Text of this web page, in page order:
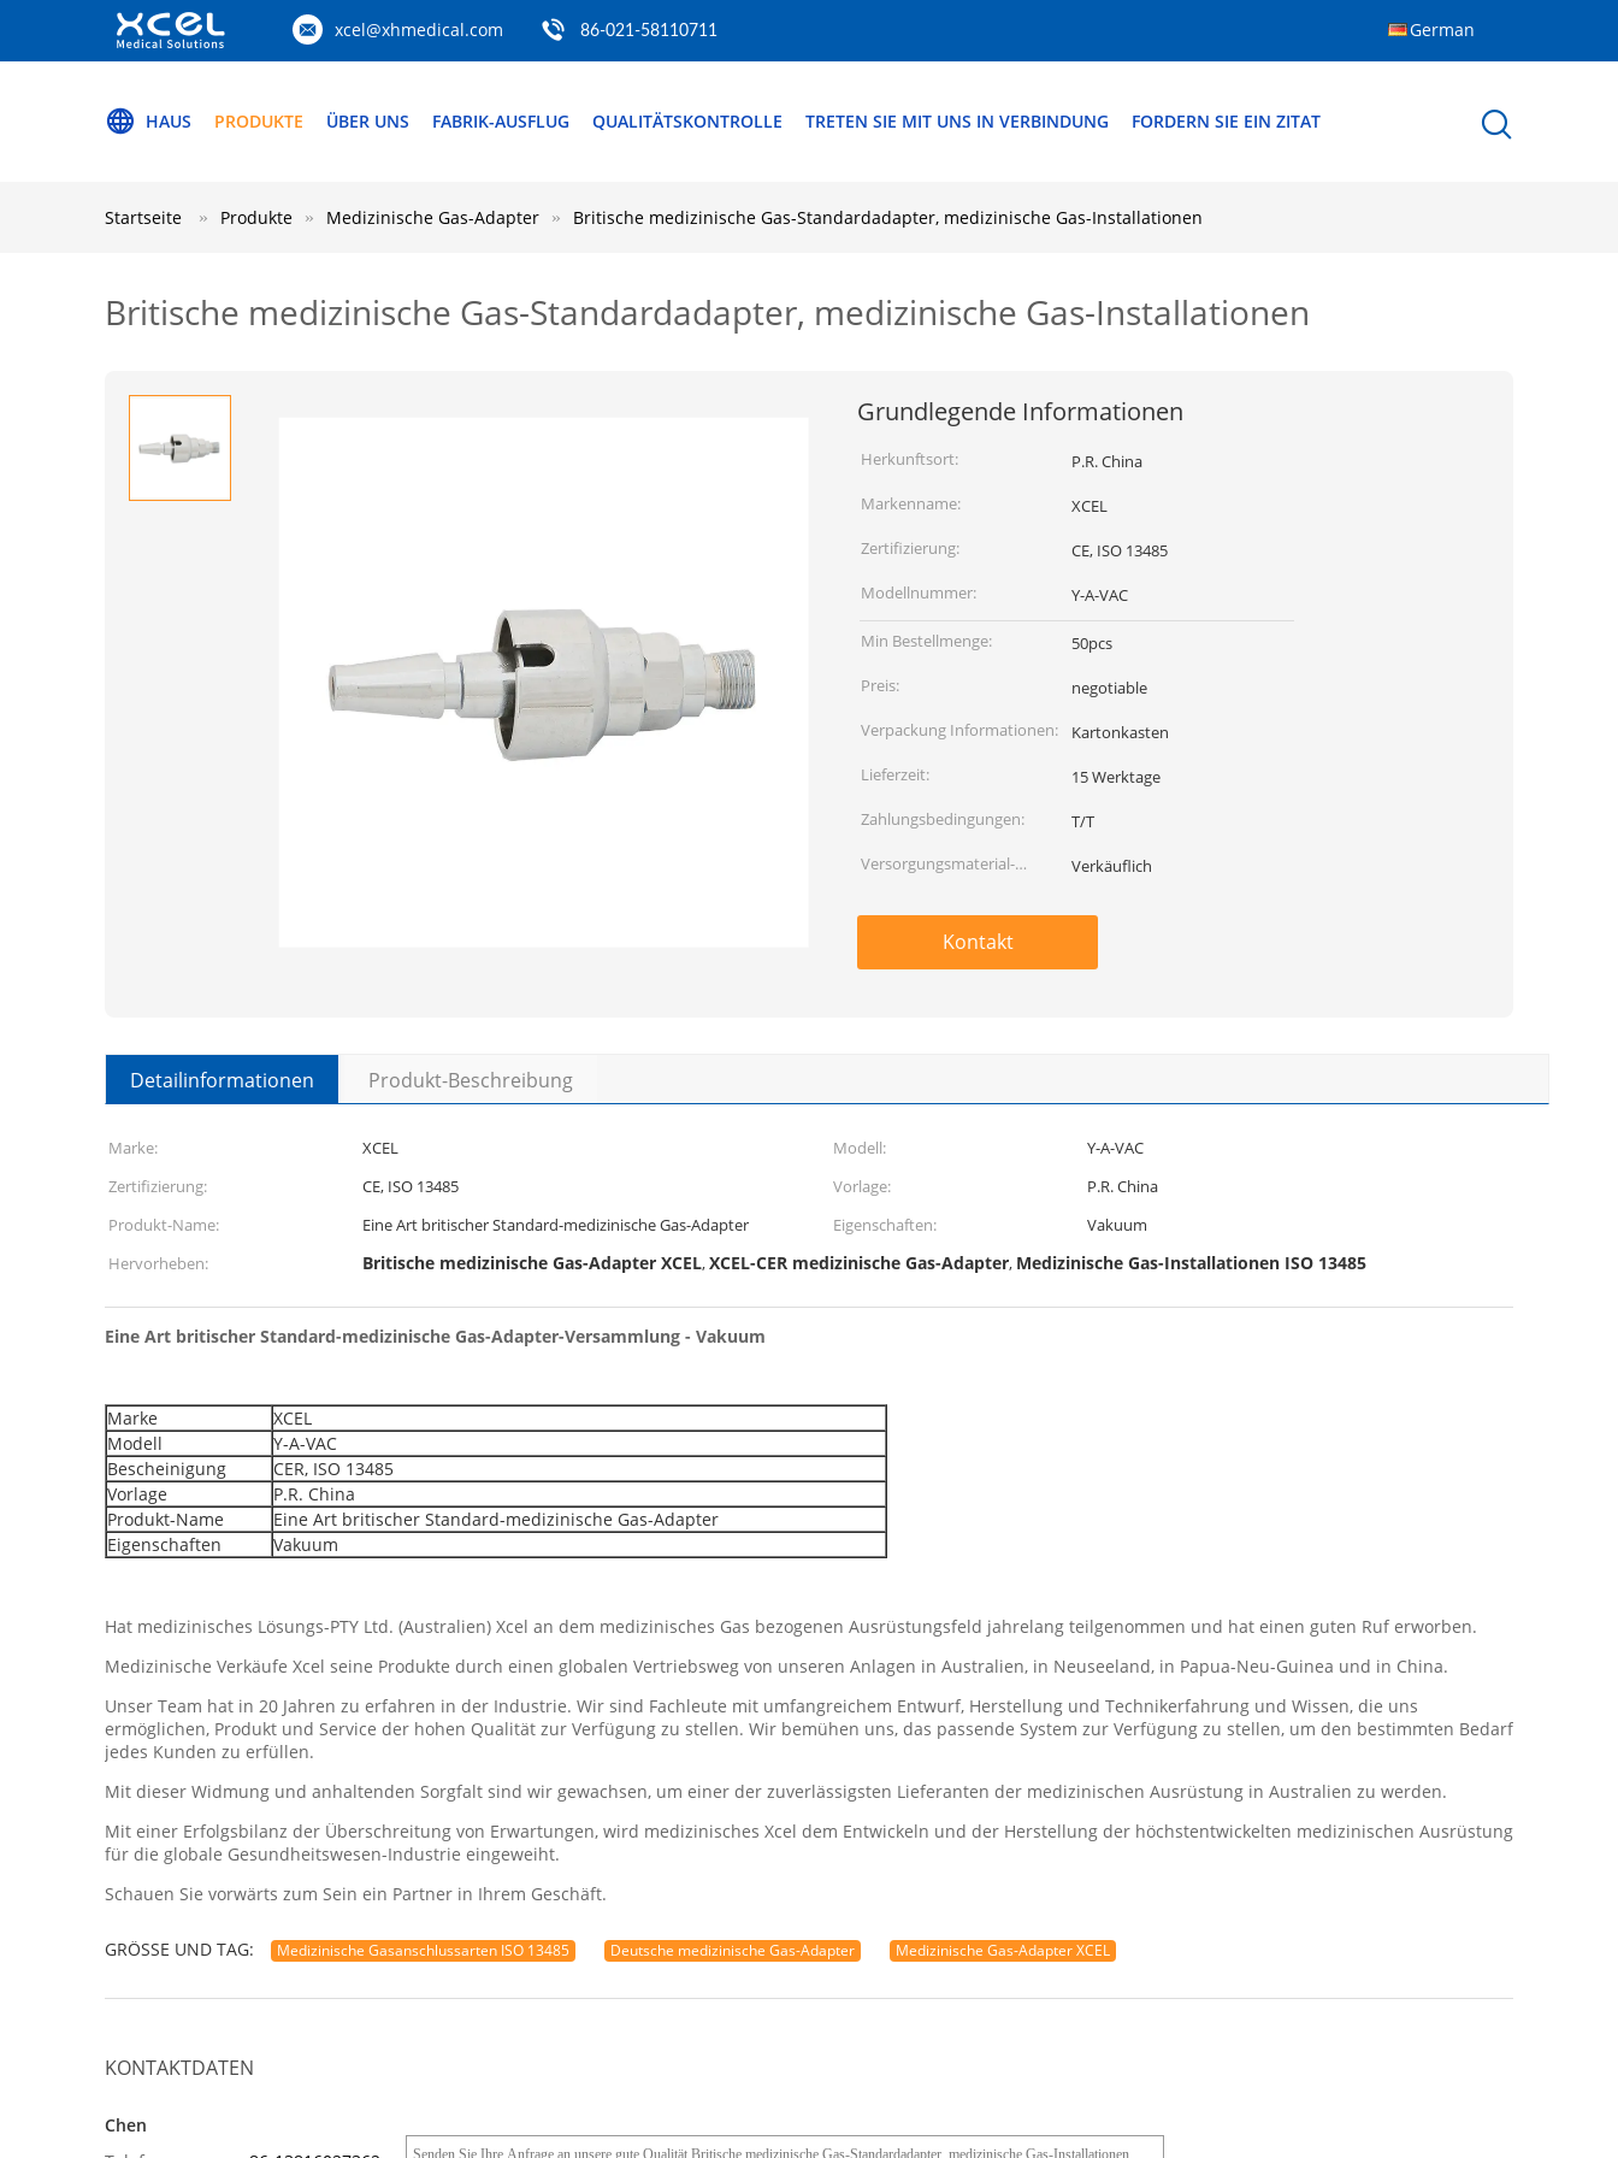
xcel@xhmedical.com 86-021-58110711 German
HAUS PRODUKTE ÜBER UNS FABRIK-AUSFLUG QUALITÄTSKONTROLLE TRETEN SIE MIT UNS IN VERBINDUNG FORDERN SIE EIN ZITAT
Startseite Produkte Medizinische Gas-Adapter Britische medizinische Gas-Standardadapter, medizinische Gas-Installationen
Britische medizinische Gas-Standardadapter, medizinische Gas-Installationen
Grundlegende Informationen
Herkunftsort:
P.R. China
Markenname:
XCEL
Zertifizierung:
CE, ISO 13485
Modellnummer:
Y-A-VAC
Min Bestellmenge:
50pcs
Preis:
negotiable
Verpackung Informationen:
Kartonkasten
Lieferzeit:
15 Werktage
Zahlungsbedingungen:
T/T
Versorgungsmaterial-
Verkäuflich
Kontakt
Detailinformationen Produkt-Beschreibung
Marke: XCEL Modell:
Y-A-VAC
Zertifizierung:
CE, ISO 13485 Vorlage:
P.R. China
Produkt-Name:
Eine Art britischer Standard-medizinische Gas-Adapter Eigenschaften:
Vakuum
Hervorheben:
Britische medizinische Gas-Adapter XCEL,XCEL-CER medizinische Gas-Adapter, Medizinische Gas-Installationen ISO 13485
Eine Art britischer Standard-medizinische Gas-Adapter-Versammlung - Vakuum
Marke
XCEL
Modell
Y-A-VAC
Bescheinigung
CER, ISO 13485
Vorlage
P.R. China
Produkt-Name
Eine Art britischer Standard-medizinische Gas-Adapter
Eigenschaften
Vakuum
Hat medizinisches Lösungs-PTY Ltd. (Australien) Xcel an dem medizinisches Gas bezogenen Ausrüstungsfeld jahrelang teilgenommen und hat einen guten Ruf erworben.
Medizinische Verkäufe Xcel seine Produkte durch einen globalen Vertriebsweg von unseren Anlagen in Australien, in Neuseeland, in Papua-Neu-Guinea und in China.
Unser Team hat in 20 Jahren zu erfahren in der Industrie. Wir sind Fachleute mit umfangreichem Entwurf, Herstellung und Technikerfahrung und Wissen, die uns
ermöglichen, Produkt und Service der hohen Qualität zur Verfügung zu stellen. Wir bemühen uns, das passende System zur Verfügung zu stellen, um den bestimmten Bedarf
jedes Kunden zu erfüllen.
Mit dieser Widmung und anhaltenden Sorgfalt sind wir gewachsen, um einer der zuverlässigsten Lieferanten der medizinischen Ausrüstung in Australien zu werden.
Mit einer Erfolgsbilanz der Überschreitung von Erwartungen, wird medizinisches Xcel dem Entwickeln und der Herstellung der höchstentwickelten medizinischen Ausrüstung
für die globale Gesundheitswesen-Industrie eingeweiht.
Schauen Sie vorwärts zum Sein ein Partner in Ihrem Geschäft.
GRÖSSE UND TAG: Medizinische Gasanschlussarten ISO 13485 Deutsche medizinische Gas-Adapter Medizinische Gas-Adapter XCEL
KONTAKTDATEN
Chen